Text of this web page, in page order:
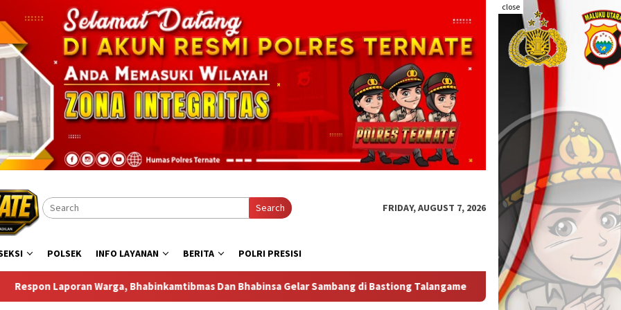
close
Search FRIDAY, AUGUST 7, 2026
POLSEK INFO LAYANAN BERITA POLRI PRESISI
Dan Bhabinsa Gelar Sambang di Bastiong Talangame Kapolda Malut Tegaskan Audit Itwasum Polri Jadi